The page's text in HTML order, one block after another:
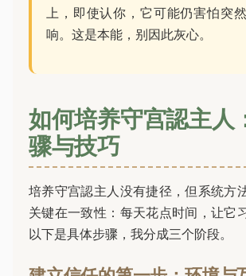
上，即使认你，它可能仍害怕突
响。这是本能，别因此灰心。
如何培养守宫認主人
骤与技巧
培养守宫認主人没有捷径，但系统方
关键在一致性：每天花点时间，让它
以下是具体步骤，我分成三个阶段。